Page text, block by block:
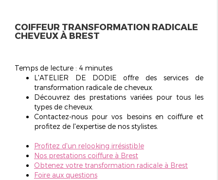
COIFFEUR TRANSFORMATION RADICALE
CHEVEUX À BREST
Temps de lecture : 4 minutes
L'ATELIER DE DODIE offre des services de
transformation radicale de cheveux.
Découvrez des prestations variées pour tous les
types de cheveux.
Contactez-nous pour vos besoins en coiffure et
profitez de l'expertise de nos stylistes.
Profitez d'un relooking irrésistible
Nos prestations coiffure à Brest
Obtenez votre transformation radicale à Brest
Foire aux questions